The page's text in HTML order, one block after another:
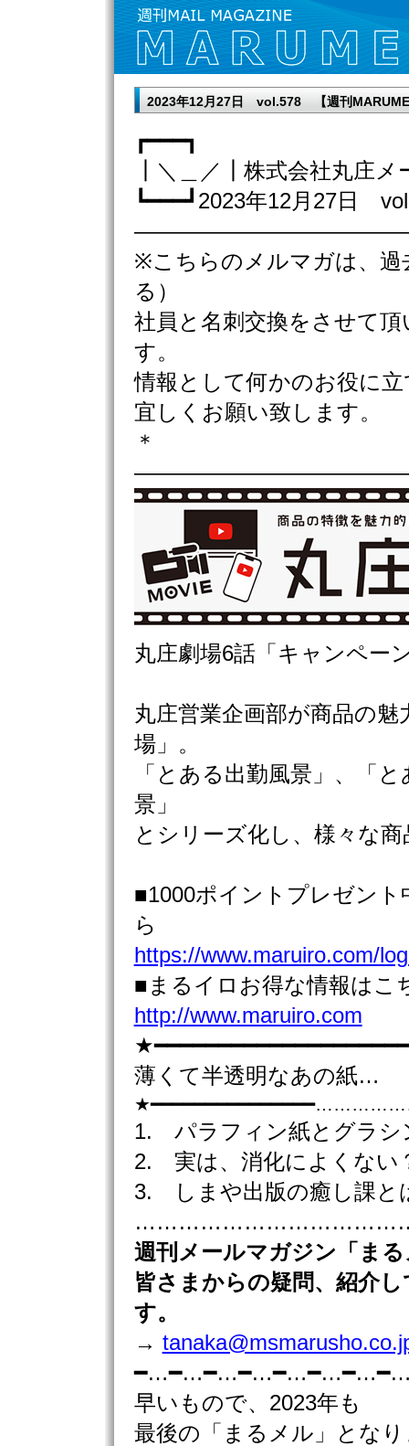
2023年12月27日 vol.578 【週刊
┏━━━┓
┃＼＿／┃株式会社丸庄メ
┗━━━┛2023年12月27日
※こちらのメルマガは、過
る）
社員と名刺交換をさせて
す。
情報として何かのお役に
宜しくお願い致します。
＊
丸庄劇場6話「キャンペー
丸庄営業企画部が商品の
場」。
「とある出勤風景」、「
景」
とシリーズ化し、様々な
■1000ポイントプレゼン
ら
https://www.maruiro.com/
■まるイロお得な情報は
http://www.maruiro.com
薄くて半透明なあの紙…
1. パラフィン紙とグラシ
2. 実は、消化によくない
3. しまや出版の癒し課と
週刊 メールマガジン「ま
皆さまからの疑問、紹介
す。
→
早いもので、2023年も
最後の「まるメル」とな